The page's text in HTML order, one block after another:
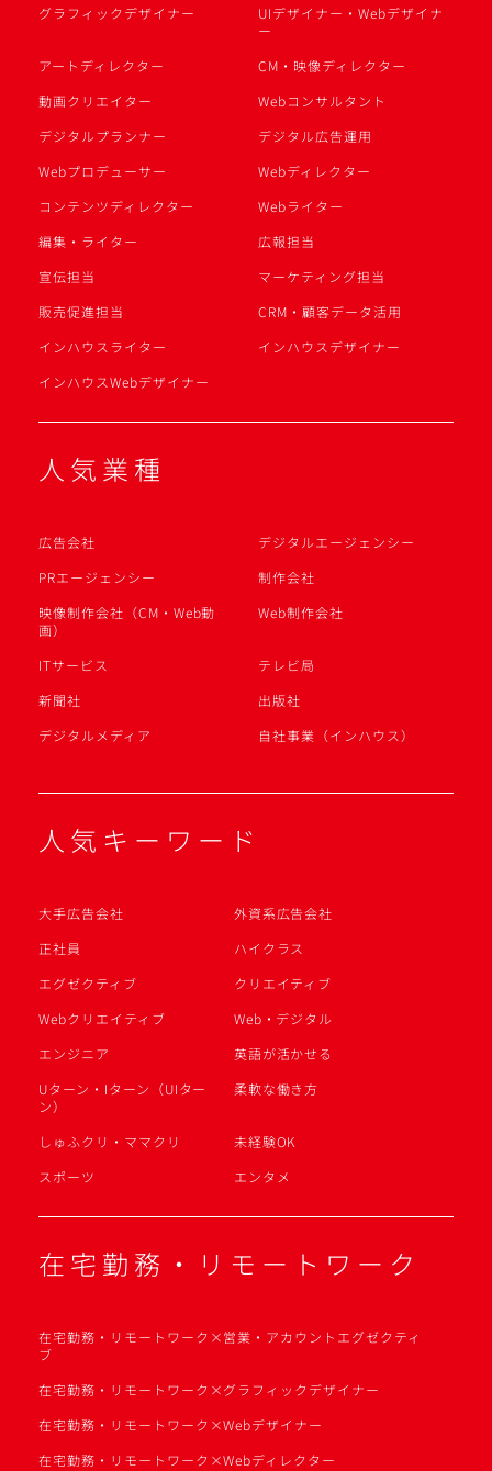
グラフィックデザイナー
UIデザイナー・Webデザイナ
ー
アートディレクター
CM・映像ディレクター
動画クリエイター
Webコンサルタント
デジタルプランナー
デジタル広告運用
Webプロデューサー
Webディレクター
コンテンツディレクター
Webライター
編集・ライター
広報担当
宣伝担当
マーケティング担当
販売促進担当
CRM・顧客データ活用
インハウスライター
インハウスデザイナー
インハウスWebデザイナー
人気業種
広告会社
デジタルエージェンシー
PRエージェンシー
制作会社
映像制作会社（CM・Web動
画）
Web制作会社
ITサービス
テレビ局
新聞社
出版社
デジタルメディア
自社事業（インハウス）
人気キーワード
大手広告会社
外資系広告会社
正社員
ハイクラス
エグゼクティブ
クリエイティブ
Webクリエイティブ
Web・デジタル
エンジニア
英語が活かせる
Uターン・Iターン（UIター
ン）
柔軟な働き方
しゅふクリ・ママクリ
未経験OK
スポーツ
エンタメ
在宅勤務・リモートワーク
在宅勤務・リモートワーク×営業・アカウントエグゼクティ
ブ
在宅勤務・リモートワーク×グラフィックデザイナー
在宅勤務・リモートワーク×Webデザイナー
在宅勤務・リモートワーク×Webディレクター